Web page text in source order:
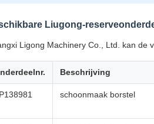
Liugong-
Ligong Machinery Co., Ltd. kan de
Beschrijving
schoonmaak borstel